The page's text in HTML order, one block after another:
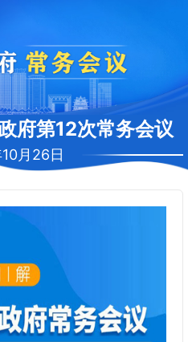
府第12次常务会议
月26日